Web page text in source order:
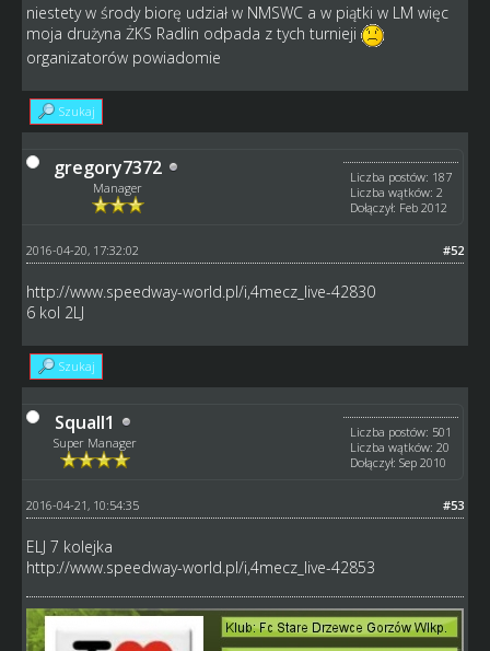
niestety w środy biorę udział w NMSWC a w piątki w LM więc
moja drużyna ŻKS Radlin odpada z tych turnieji
organizatorów powiadomie
Szukaj
gregory7372
Manager
Liczba postów: 187
Liczba wątków: 2
Dołączył: Feb 2012
#52
2016-04-20, 17:32:02
http://www.speedway-world.pl/i,4mecz_live-42830
6 kol 2LJ
Szukaj
Squall1
Super Manager
Liczba postów: 501
Liczba wątków: 20
Dołączył: Sep 2010
#53
2016-04-21, 10:54:35
ELJ 7 kolejka
http://www.speedway-world.pl/i,4mecz_live-42853